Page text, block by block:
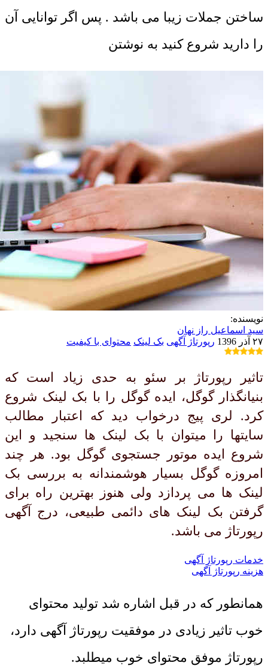
ساختن جملات زیبا می باشد . پس اگر توانایی آن
را دارید شروع کنید به نوشتن
نویسنده:
سید اسماعیل راز نهان
۲۷ آذر 1396
رپورتاژ آگهی بک لینک محتوای با کیفیت
تاثیر رپورتاژ بر سئو به حدی زیاد است که
بنیانگذار گوگل، ایده گوگل را با بک لینک شروع
کرد. لری پیج درخواب دید که اعتبار مطالب
سایتها را میتوان با بک لینک ها سنجید و این
شروع ایده موتور جستجوی گوگل بود. هر چند
امروزه گوگل بسیار هوشمندانه به بررسی بک
لینک ها می پردازد ولی هنوز بهترین راه برای
گرفتن بک لینک های دائمی طبیعی، درج آگهی
رپورتاژ می باشد.
خدمات رپورتاژ آگهی
هزینه رپورتاژ آگهی
همانطور که در قبل اشاره شد تولید محتوای
خوب تاثیر زیادی در موفقیت رپورتاژ آگهی دارد،
رپورتاژ موفق محتوای خوب میطلبد.